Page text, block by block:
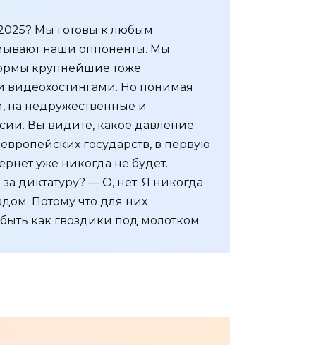
Мы готовы к любым
наши оппоненты. Мы
крупнейшие тоже
видеохостингами. Но понимая
на недружественные и
Вы видите, какое давление
государств, в первую
уже никогда не будет.
диктатуру? — О, нет. Я никогда
Потому что для них
как гвоздики под молотком